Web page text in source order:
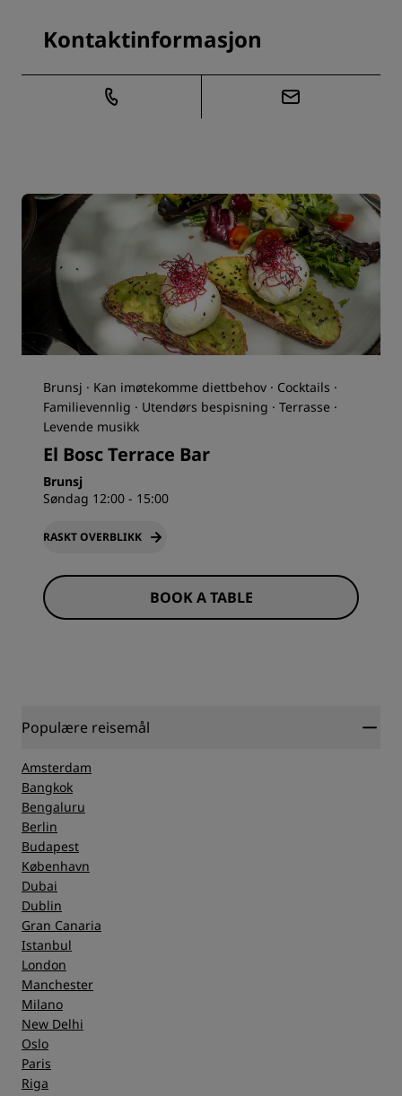
Kontaktinformasjon
Brunsj · Kan imøtekomme diettbehov · Cocktails ·
Familievennlig · Utendørs bespisning · Terrasse ·
Levende musikk
El Bosc Terrace Bar
Brunsj
Søndag 12:00 - 15:00
RASKT OVERBLIKK
BOOK A TABLE
Populære reisemål
Amsterdam
Bangkok
Bengaluru
Berlin
Budapest
København
Dubai
Dublin
Gran Canaria
Istanbul
London
Manchester
Milano
New Delhi
Oslo
Paris
Riga